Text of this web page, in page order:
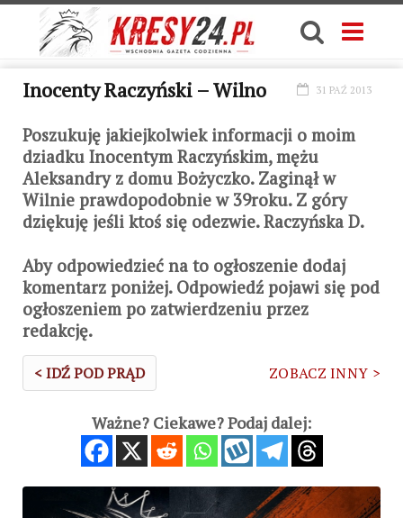
Inocenty Raczyński – Wilno 31 PAŹ 2013
Poszukuję jakiejkolwiek informacji o moim
dziadku Inocentym Raczyńskim, mężu
Aleksandry z domu Bożyczko. Zaginął w
Wilnie prawdopodobnie w 39roku. Z góry
dziękuję jeśli ktoś się odezwie. Raczyńska D.
Aby odpowiedzieć na to ogłoszenie dodaj
komentarz poniżej. Odpowiedź pojawi się pod
ogłoszeniem po zatwierdzeniu przez
redakcję.
< IDŹ POD PRĄD ZOBACZ INNY >
Ważne? Ciekawe? Podaj dalej: